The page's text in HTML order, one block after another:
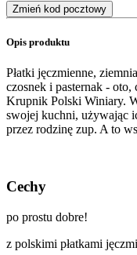
Zmień kod pocztowy
Opis produktu
Płatki jęczmienne,
czosnek i pasternak - oto,
Krupnik Polski Winiary.
swojej kuchni, używając
przez rodzinę zup. A to
Cechy
po prostu dobre!
z polskimi płatkami